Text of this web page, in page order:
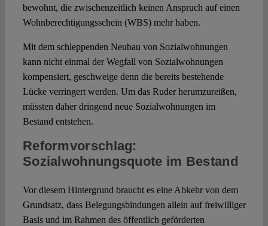
bewohnt, die zwischenzeitlich keinen Anspruch auf einen
Wohnberechtigungsschein (WBS) mehr haben.
Mit dem schleppenden Neubau von Sozialwohnungen
kann nicht einmal der Wegfall von Sozialwohnungen
kompensiert, geschweige denn die bereits bestehende
Lücke verringert werden. Um das Ruder herumzureißen,
müssten daher dringend neue Sozialwohnungen im
Bestand entstehen.
Reformvorschlag:
Sozialwohnungsquote im Bestand
Vor diesem Hintergrund braucht es eine Abkehr von dem
Grundsatz, dass Belegungsbindungen allein auf freiwilliger
Basis und im Rahmen des öffentlich geförderten